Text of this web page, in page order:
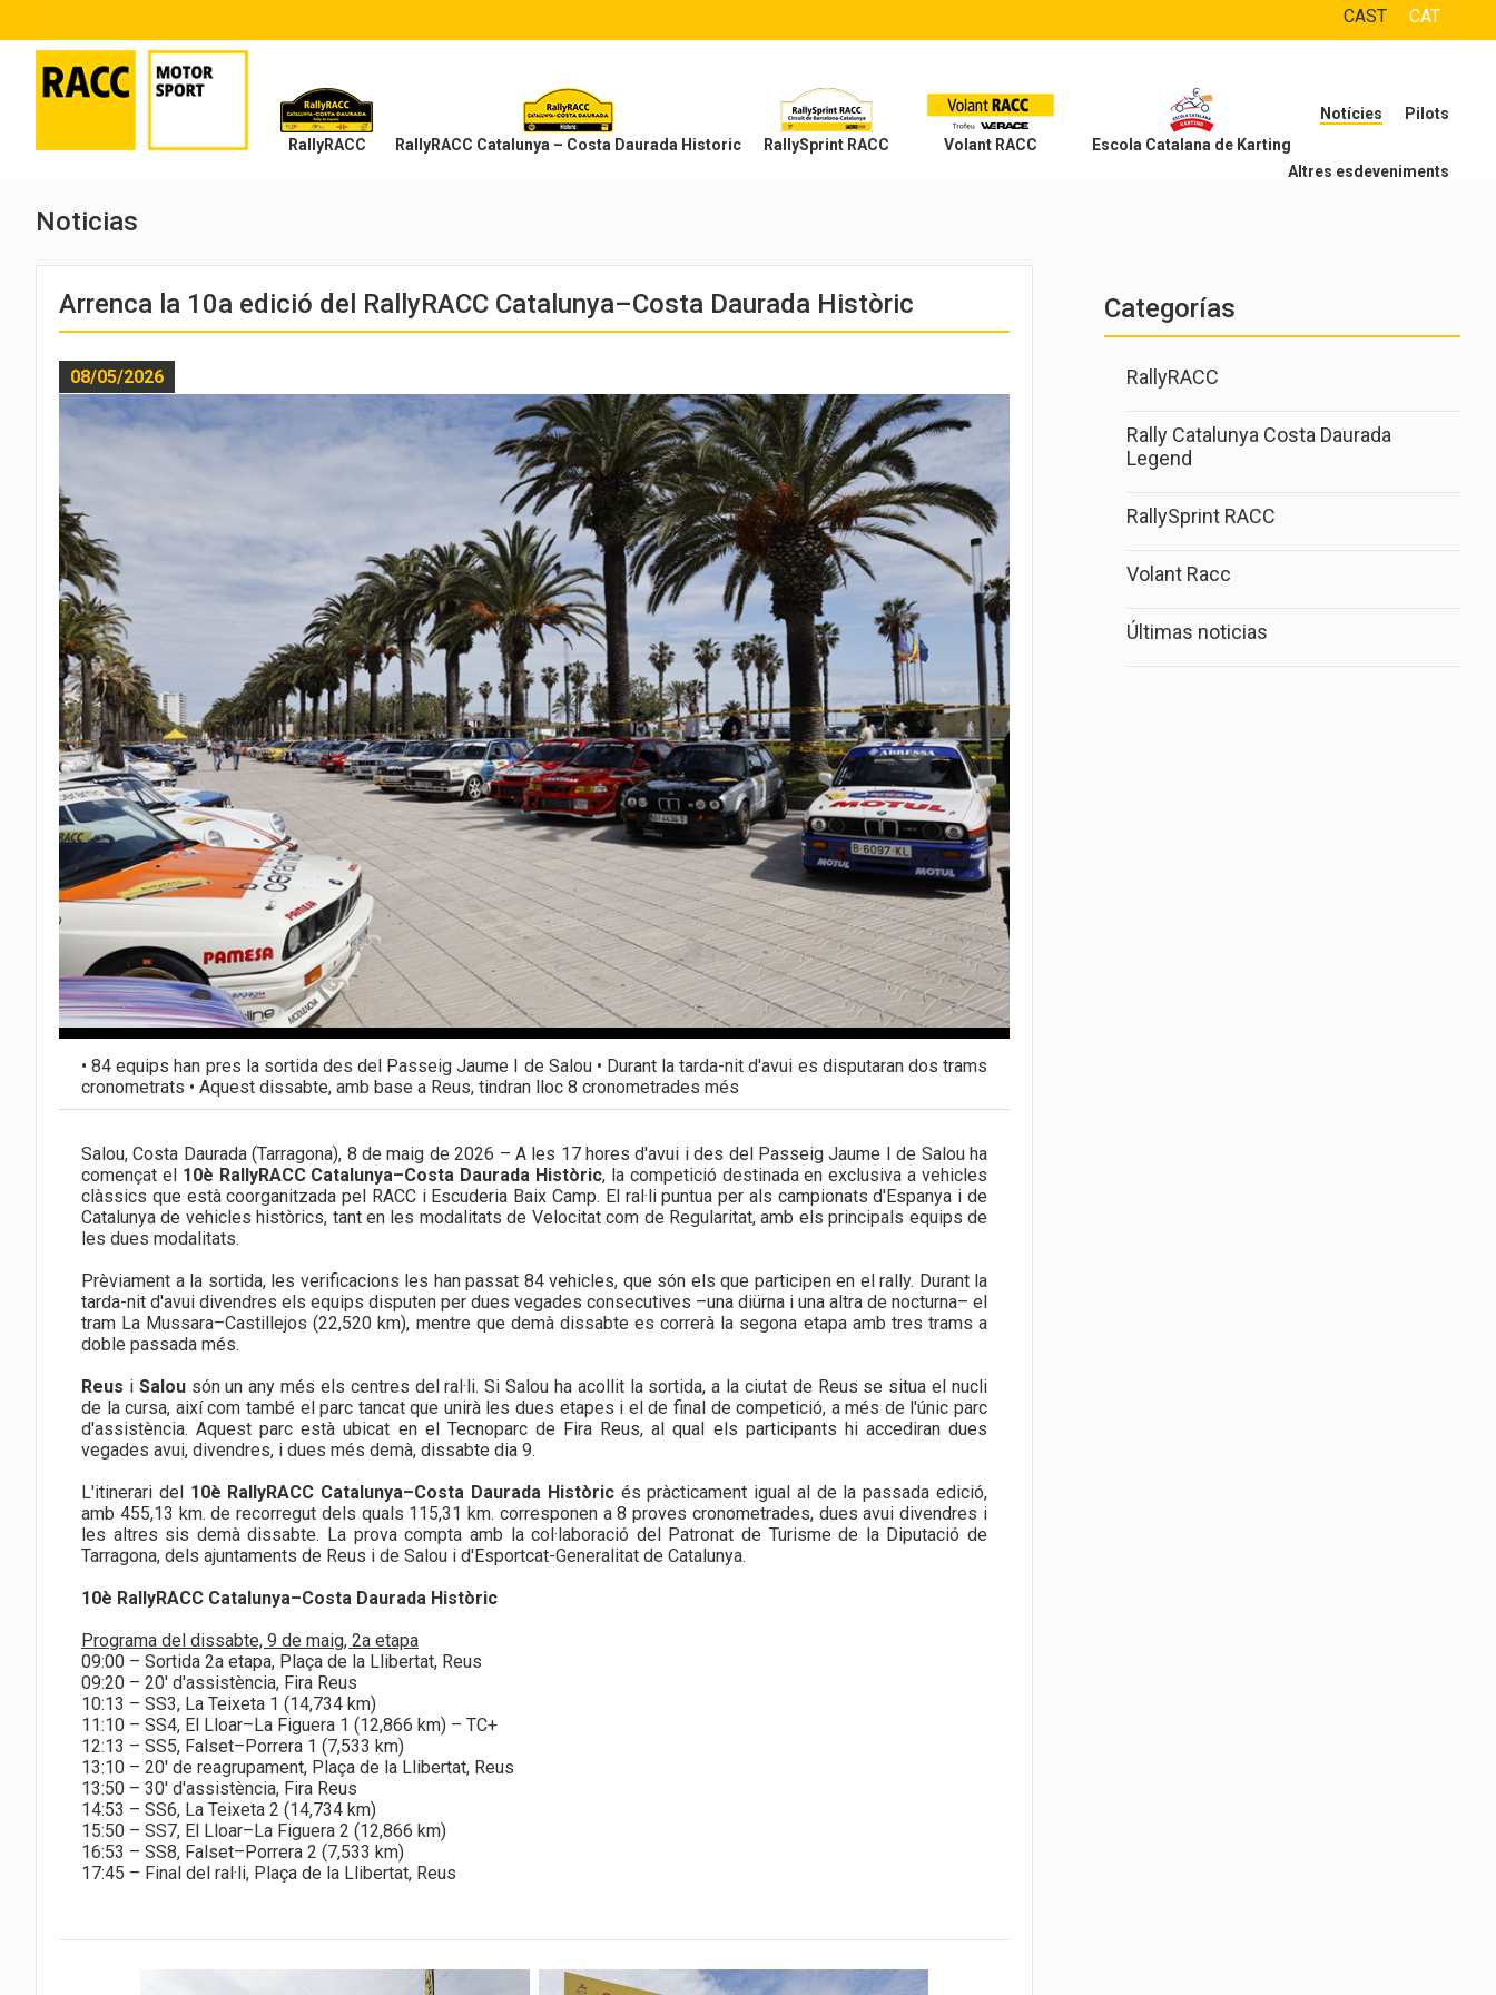
CAST CAT
RallyRACC RallyRACC Catalunya – Costa Daurada Historic RallySprint RACC Volant RACC Escola Catalana de Karting
Pilots
Notícies
Altres esdeveniments
Noticias
Arrenca la 10a edició del RallyRACC Catalunya–Costa Daurada Històric
08/05/2026
• 84 equips han pres la sortida des del Passeig Jaume I de Salou • Durant la tarda-nit d'avui es disputaran dos trams
cronometrats • Aquest dissabte, amb base a Reus, tindran lloc 8 cronometrades més
Salou, Costa Daurada (Tarragona), 8 de maig de 2026 – A les 17 hores d'avui i des del Passeig Jaume I de Salou ha
començat el 10è RallyRACC Catalunya–Costa Daurada Històric, la competició destinada en exclusiva a vehicles
clàssics que està coorganitzada pel RACC i Escuderia Baix Camp. El ral·li puntua per als campionats d'Espanya i de
Catalunya de vehicles històrics, tant en les modalitats de Velocitat com de Regularitat, amb els principals equips de
les dues modalitats.
Prèviament a la sortida, les verificacions les han passat 84 vehicles, que són els que participen en el rally. Durant la
tarda-nit d'avui divendres els equips disputen per dues vegades consecutives –una diürna i una altra de nocturna– el
tram La Mussara–Castillejos (22,520 km), mentre que demà dissabte es correrà la segona etapa amb tres trams a
doble passada més.
Reus i Salousón un any més els centres del ral·li. Si Salou ha acollit la sortida, a la ciutat de Reus se situa el nucli
de la cursa, així com també el parc tancat que unirà les dues etapes i el de final de competició, a més de l'únic parc
d'assistència. Aquest parc està ubicat en el Tecnoparc de Fira Reus, al qual els participants hi accediran dues
vegades avui, divendres, i dues més demà, dissabte dia 9.
L'itinerari del 10è RallyRACC Catalunya–Costa Daurada Històricés pràcticament igual al de la passada edició,
amb 455,13 km. de recorregut dels quals 115,31 km. corresponen a 8 proves cronometrades, dues avui divendres i
les altres sis demà dissabte. La prova compta amb la col·laboració del Patronat de Turisme de la Diputació de
Tarragona, dels ajuntaments de Reus i de Salou i d'Esportcat-Generalitat de Catalunya.
10è RallyRACC Catalunya–Costa Daurada Històric
Programa del dissabte, 9 de maig, 2a etapa
09:00 – Sortida 2a etapa, Plaça de la Llibertat, Reus
09:20 – 20' d'assistència, Fira Reus
10:13 – SS3, La Teixeta 1 (14,734 km)
11:10 – SS4, El Lloar–La Figuera 1 (12,866 km) – TC+
12:13 – SS5, Falset–Porrera 1 (7,533 km)
13:10 – 20' de reagrupament, Plaça de la Llibertat, Reus
13:50 – 30' d'assistència, Fira Reus
14:53 – SS6, La Teixeta 2 (14,734 km)
15:50 – SS7, El Lloar–La Figuera 2 (12,866 km)
16:53 – SS8, Falset–Porrera 2 (7,533 km)
17:45 – Final del ral·li, Plaça de la Llibertat, Reus
Categorías
RallyRACC
Rally Catalunya Costa Daurada
Legend
RallySprint RACC
Volant Racc
Últimas noticias